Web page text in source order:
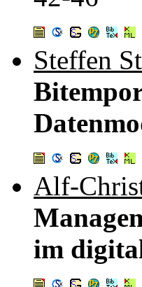
Steffen
Alf-
im